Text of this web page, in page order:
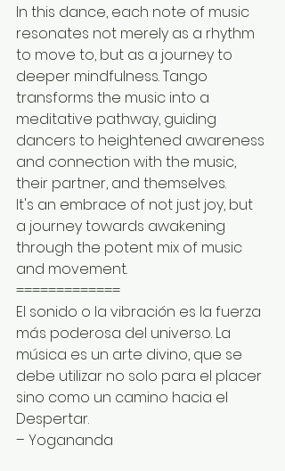
In this dance, each note of music
resonates not merely as a rhythm
to move to, but as a journey to
deeper mindfulness. Tango
transforms the music into a
meditative pathway, guiding
dancers to heightened awareness
and connection with the music,
their partner, and themselves.
It's an embrace of not just joy, but
a journey towards awakening
through the potent mix of music
and movement.
=============
El sonido o la vibración es la fuerza
más poderosa del universo. La
música es un arte divino, que se
debe utilizar no solo para el placer
sino como un camino hacia el
Despertar.
– Yogananda